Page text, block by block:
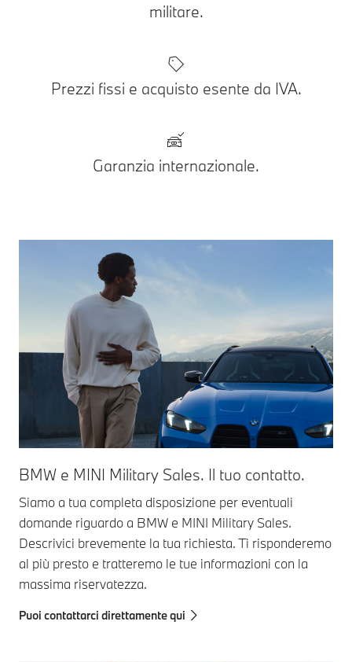
militare.
Prezzi fissi e acquisto esente da IVA.
Garanzia internazionale.
BMW e MINI Military Sales. Il tuo contatto.
Siamo a tua completa disposizione per eventuali
domande riguardo a BMW e MINI Military Sales.
Descrivici brevemente la tua richiesta. Ti risponderemo
al più presto e tratteremo le tue informazioni con la
massima riservatezza.
Puoi contattarci direttamente qui